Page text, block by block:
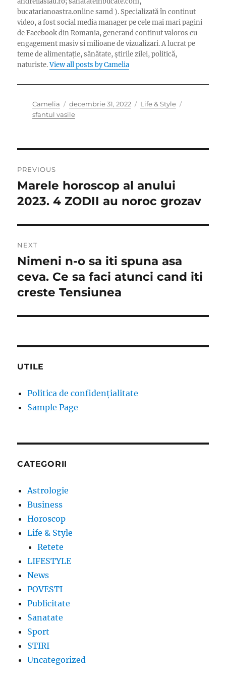
bucatarianoastra.online samd ). Specializată în continut
video, a fost social media manager pe cele mai mari pagini
de Facebook din Romania, generand continut valoros cu
engagement masiv si milioane de vizualizari. A lucrat pe
teme de alimentație, sănătate, știrile zilei, politică,
naturiste.View all posts by Camelia
Author
Camelia
Posted
on
decembrie 31, 2022 Categories
Life & Style
sfantul vasile
în
articole
PREVIOUS
Previous
post:
Marele horoscop al anului
2023. 4 ZODII au noroc grozav
NEXT
Next
post:
Nimeni n-o sa iti spuna asa
ceva. Ce sa faci atunci cand iti
creste Tensiunea
UTILE
Politica de confidențialitate
Sample Page
CATEGORII
Astrologie
Business
Horoscop
Life & Style
Retete
LIFESTYLE
News
POVESTI
Publicitate
Sanatate
Sport
STIRI
Uncategorized